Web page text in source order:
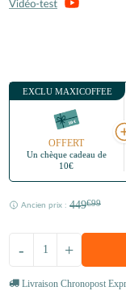
EXCLU MAXICOFFEE
OFFERT
Un chèque cadeau de
10€
Ancien prix : 449€99
+
-
Livraison Chronopost